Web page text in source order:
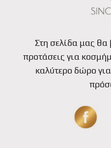
Στη σελίδα μας θα
προτάσεις για
καλύτερο δώρο